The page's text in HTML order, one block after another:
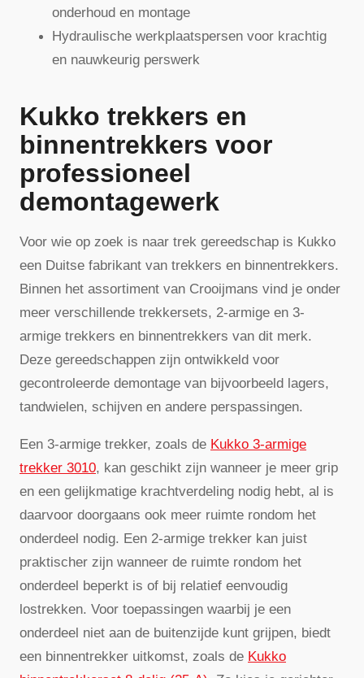
onderhoud en montage
Hydraulische werkplaatspersen voor krachtig
en nauwkeurig perswerk
Kukko trekkers en
binnentrekkers voor
professioneel
demontagewerk
Voor wie op zoek is naar trek gereedschap is Kukko
een Duitse fabrikant van trekkers en binnentrekkers.
Binnen het assortiment van Crooijmans vind je onder
meer verschillende trekkersets, 2-armige en 3-
armige trekkers en binnentrekkers van dit merk.
Deze gereedschappen zijn ontwikkeld voor
gecontroleerde demontage van bijvoorbeeld lagers,
tandwielen, schijven en andere perspassingen.
Een 3-armige trekker, zoals de Kukko 3-armige
trekker 3010, kan geschikt zijn wanneer je meer grip
en een gelijkmatige krachtverdeling nodig hebt, al is
daarvoor doorgaans ook meer ruimte rondom het
onderdeel nodig. Een 2-armige trekker kan juist
praktischer zijn wanneer de ruimte rondom het
onderdeel beperkt is of bij relatief eenvoudig
lostrekken. Voor toepassingen waarbij je een
onderdeel niet aan de buitenzijde kunt grijpen, biedt
een binnentrekker uitkomst, zoals de Kukko